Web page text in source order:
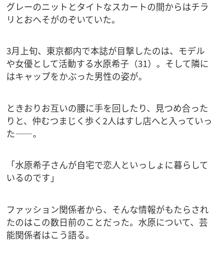
グレーのニットとタイトなスカートの間からはチラ
リとおへそがのぞいていた。
3月上旬、東京都内で本誌が目撃したのは、モデル
や女優として活動する水原希子（31）。そして隣に
はキャップをかぶった男性の姿が。
ときおりお互いの腰に手を回したり、見つめ合った
りと、仲むつまじく歩く2人はすし店へと入っていっ
た――。
「水原希子さんが自宅で恋人といっしょに暮らして
いるのです」
ファッション関係者から、そんな情報がもたらされ
たのはこの数日前のことだった。水原について、芸
能関係者はこう語る。